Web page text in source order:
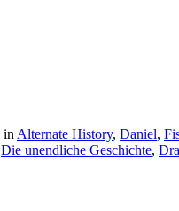
in Alternate History, Daniel,
Die unendliche Geschichte,